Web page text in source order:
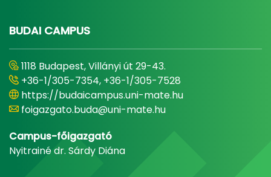
BUDAI CAMPUS
1118 Budapest, Villányi út 29-43.
+36-1/305-7354, +36-1/305-7528
https://budaicampus.uni-mate.hu
foigazgato.buda@uni-mate.hu
Campus-főigazgató
Nyitrainé dr. Sárdy Diána